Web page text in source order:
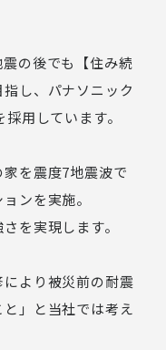
の後でも【住み続
し、パナソニック
用しています。
を震度7地震波で
ンを実施。
を実現します。
より被災前の耐震
」と当社では考え